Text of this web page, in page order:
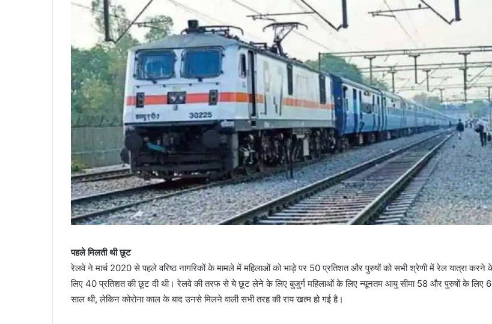
पहले मिलती थी छूट
रेलवे ने मार्च 2020 से पहले वरिष्ठ नागरिकों के मामले में महिलाओं को भाड़े पर 50 प्रतिशत और पुरुषों को सभी श्रेणी में रेल यात्रा करने
लिए 40 प्रतिशत की छूट दी थी। रेलवे की तरफ से ये छूट लेने के लिए बुजुर्ग महिलाओं के लिए न्यूनतम आयु सीमा 58 और पुरुषों के लिए
साल थी, लेकिन कोरोना काल के बाद उनसे मिलने वाली सभी तरह की राय खत्म हो गई है।